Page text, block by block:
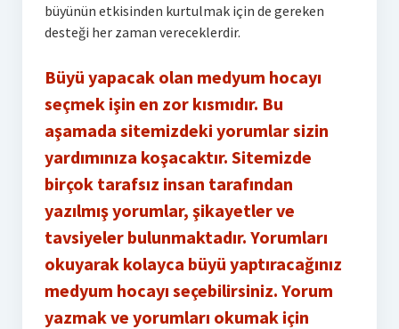
büyünün etkisinden kurtulmak için de gereken
desteği her zaman vereceklerdir.
Büyü yapacak olan medyum hocayı
seçmek işin en zor kısmıdır. Bu
aşamada sitemizdeki yorumlar sizin
yardımınıza koşacaktır. Sitemizde
birçok tarafsız insan tarafından
yazılmış yorumlar, şikayetler ve
tavsiyeler bulunmaktadır. Yorumları
okuyarak kolayca büyü yaptıracağınız
medyum hocayı seçebilirsiniz. Yorum
yazmak ve yorumları okumak için